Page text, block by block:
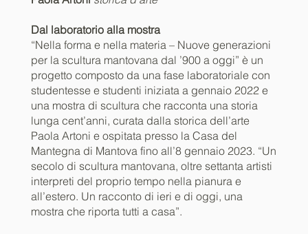
Dal laboratorio alla mostra
“Nella forma e nella materia – Nuove generazioni
per la scultura mantovana dal ’900 a oggi” è un
progetto composto da una fase laboratoriale con
studentesse e studenti iniziata a gennaio 2022 e
una mostra di scultura che racconta una storia
lunga cent’anni, curata dalla storica dell’arte
Paola Artoni e ospitata presso la Casa del
Mantegna di Mantova fino all’8 gennaio 2023. “Un
secolo di scultura mantovana, oltre settanta artisti
interpreti del proprio tempo nella pianura e
all’estero. Un racconto di ieri e di oggi, una
mostra che riporta tutti a casa”.